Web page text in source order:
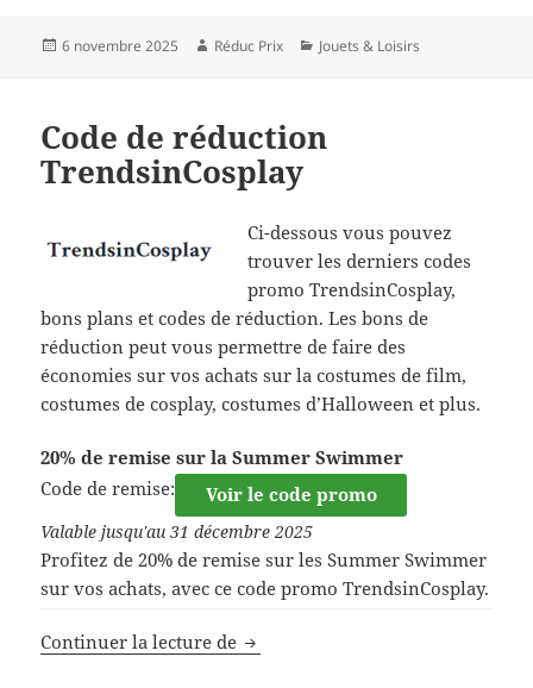
Publié
6 novembre 2025 Auteur
Réduc Prix Catégories
Jouets & Loisirs
Code de réduction
TrendsinCosplay
Ci-dessous vous pouvez
trouver les derniers codes
promo TrendsinCosplay,
bons plans et codes de réduction. Les bons de
réduction peut vous permettre de faire des
économies sur vos achats sur la costumes de film,
costumes de cosplay, costumes d’Halloween et plus.
20% de remise sur la Summer Swimmer
Code de remise:
Voir le code promo
Valable jusqu'au 31 décembre 2025
Profitez de 20% de remise sur les Summer Swimmer
sur vos achats, avec ce code promo TrendsinCosplay.
Continuer la lecture de Code de réduction